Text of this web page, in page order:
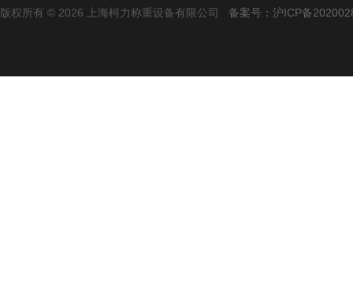
版权所有 © 2026 上海柯力称重设备有限公司 备案号：沪ICP备